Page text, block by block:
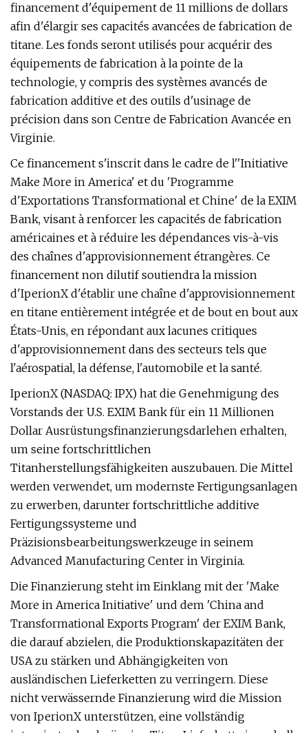
financement d'équipement de 11 millions de dollars
afin d'élargir ses capacités avancées de fabrication de
titane. Les fonds seront utilisés pour acquérir des
équipements de fabrication à la pointe de la
technologie, y compris des systèmes avancés de
fabrication additive et des outils d'usinage de
précision dans son Centre de Fabrication Avancée en
Virginie.
Ce financement s'inscrit dans le cadre de l''Initiative
Make More in America' et du 'Programme
d'Exportations Transformational et Chine' de la EXIM
Bank, visant à renforcer les capacités de fabrication
américaines et à réduire les dépendances vis-à-vis
des chaînes d'approvisionnement étrangères. Ce
financement non dilutif soutiendra la mission
d'IperionX d'établir une chaîne d'approvisionnement
en titane entièrement intégrée et de bout en bout aux
États-Unis, en répondant aux lacunes critiques
d'approvisionnement dans des secteurs tels que
l'aérospatial, la défense, l'automobile et la santé.
IperionX (NASDAQ: IPX) hat die Genehmigung des
Vorstands der U.S. EXIM Bank für ein 11 Millionen
Dollar Ausrüstungsfinanzierungsdarlehen erhalten,
um seine fortschrittlichen
Titanherstellungsfähigkeiten auszubauen. Die Mittel
werden verwendet, um modernste Fertigungsanlagen
zu erwerben, darunter fortschrittliche additive
Fertigungssysteme und
Präzisionsbearbeitungswerkzeuge in seinem
Advanced Manufacturing Center in Virginia.
Die Finanzierung steht im Einklang mit der 'Make
More in America Initiative' und dem 'China and
Transformational Exports Program' der EXIM Bank,
die darauf abzielen, die Produktionskapazitäten der
USA zu stärken und Abhängigkeiten von
ausländischen Lieferketten zu verringern. Diese
nicht verwässernde Finanzierung wird die Mission
von IperionX unterstützen, eine vollständig